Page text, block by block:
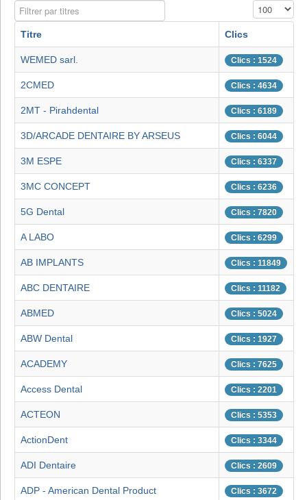
Filtrer par titres Affichage #
Titre Clics
WEMED sarl. Clics : 1524
2CMED Clics : 4634
2MT - Pirahdental Clics : 6189
3D/ARCADE DENTAIRE BY ARSEUS Clics : 6044
3M ESPE Clics : 6337
3MC CONCEPT Clics : 6236
5G Dental Clics : 7820
A LABO Clics : 6299
AB IMPLANTS Clics : 11849
ABC DENTAIRE Clics : 11182
ABMED Clics : 5024
ABW Dental Clics : 1927
ACADEMY Clics : 7625
Access Dental Clics : 2201
ACTEON Clics : 5353
ActionDent Clics : 3344
ADI Dentaire Clics : 2609
ADP - American Dental Product Clics : 3672